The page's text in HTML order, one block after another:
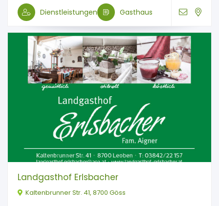
Dienstleistungen Gasthaus
Landgasthof Erlsbacher
Kaltenbrunner Str. 41, 8700 Göss